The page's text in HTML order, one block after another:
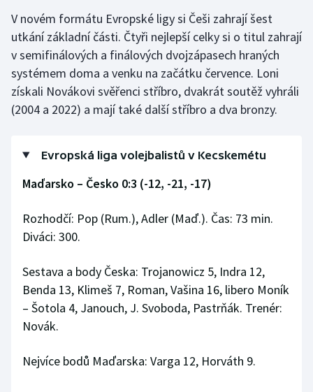
Moderní pětiboj
Motorsport
Olympijské hry
Plavání
Plážový volejbal
Ragby
Rychlostní kanoistika
Short track
Sportovní střelba
V novém formátu Evropské ligy si Češi zahrají šest
utkání základní části. Čtyři nejlepší celky si o titul zahrají
v semifinálových a finálových dvojzápasech hraných
systémem doma a venku na začátku července. Loni
získali Novákovi svěřenci stříbro, dvakrát soutěž vyhráli
(2004 a 2022) a mají také další stříbro a dva bronzy.
Evropská liga volejbalistů v Kecskemétu
Maďarsko – Česko 0:3 (-12, -21, -17)
Rozhodčí: Pop (Rum.), Adler (Maď.). Čas: 73 min.
Diváci: 300.
Sestava a body Česka: Trojanowicz 5, Indra 12,
Benda 13, Klimeš 7, Roman, Vašina 16, libero Moník
– Šotola 4, Janouch, J. Svoboda, Pastrňák. Trenér:
Novák.
Nejvíce bodů Maďarska: Varga 12, Horváth 9.